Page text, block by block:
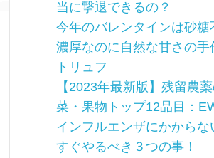
当に撃退できるの？
今年のバレンタインは砂糖
濃厚なのに自然な甘さの手
トリュフ
【2023年最新版】残留農
菜・果物トップ12品目：
インフルエンザにかからな
すぐやるべき３つの事！